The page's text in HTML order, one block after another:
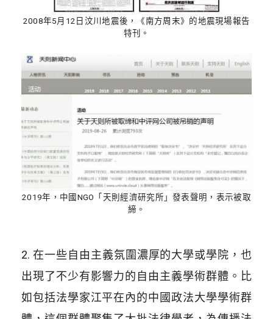
2008年5月12日汶川地震後，《南方周末》的地震現場報告
特刊。
2019年，中國NGO「天則經濟研究所」發表聲明，表示被取
締。
2. 在一些自由主義氛圍濃厚的大學或學院，也
出現了不少有影響力的自由主義學術群體。比
如包括法學家江平在內的中國政法大學學術群